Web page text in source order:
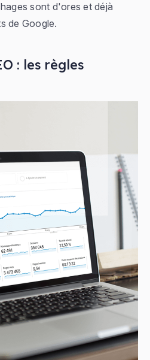
sont d'ores et déjà
de Google.
: les règles